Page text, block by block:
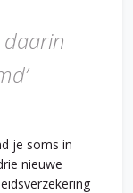
daarin
je soms in
nieuwe